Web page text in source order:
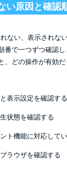
い原因と確認
ない、表示されな
番で一つずつ確認
、どの操作が有効だ
表示設定を確認する
状態を確認する
ト機能に対応して
ラウザを確認する